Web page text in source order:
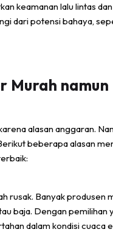
keamanan lalu lintas
dari potensi bahaya,
Murah namun
alasan anggaran.
beberapa alasan
rusak. Banyak produsen
baja. Dengan pemilihan
dalam kondisi cuaca